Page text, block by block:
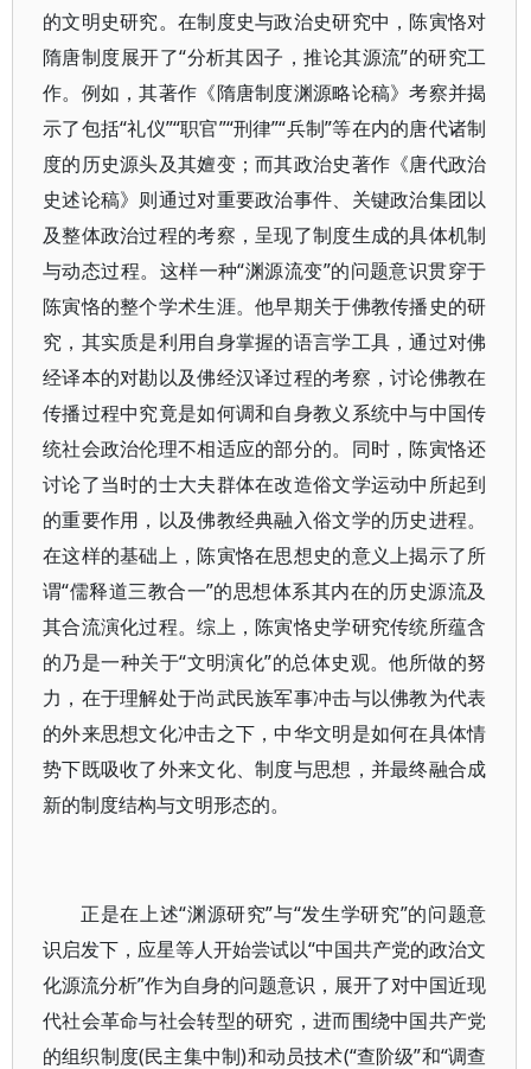
的文明史研究。在制度史与政治史研究中，陈寅恪对
隋唐制度展开了“分析其因子，推论其源流”的研究工
作。例如，其著作《隋唐制度渊源略论稿》考察并揭
示了包括“礼仪”“职官”“刑律”“兵制”等在内的唐代诸制
度的历史源头及其嬗变；而其政治史著作《唐代政治
史述论稿》则通过对重要政治事件、关键政治集团以
及整体政治过程的考察，呈现了制度生成的具体机制
与动态过程。这样一种“渊源流变”的问题意识贯穿于
陈寅恪的整个学术生涯。他早期关于佛教传播史的研
究，其实质是利用自身掌握的语言学工具，通过对佛
经译本的对勘以及佛经汉译过程的考察，讨论佛教在
传播过程中究竟是如何调和自身教义系统中与中国传
统社会政治伦理不相适应的部分的。同时，陈寅恪还
讨论了当时的士大夫群体在改造俗文学运动中所起到
的重要作用，以及佛教经典融入俗文学的历史进程。
在这样的基础上，陈寅恪在思想史的意义上揭示了所
谓“儒释道三教合一”的思想体系其内在的历史源流及
其合流演化过程。综上，陈寅恪史学研究传统所蕴含
的乃是一种关于“文明演化”的总体史观。他所做的努
力，在于理解处于尚武民族军事冲击与以佛教为代表
的外来思想文化冲击之下，中华文明是如何在具体情
势下既吸收了外来文化、制度与思想，并最终融合成
新的制度结构与文明形态的。
正是在上述“渊源研究”与“发生学研究”的问题意
识启发下，应星等人开始尝试以“中国共产党的政治文
化源流分析”作为自身的问题意识，展开了对中国近现
代社会革命与社会转型的研究，进而围绕中国共产党
的组织制度(民主集中制)和动员技术(“查阶级”和“调查